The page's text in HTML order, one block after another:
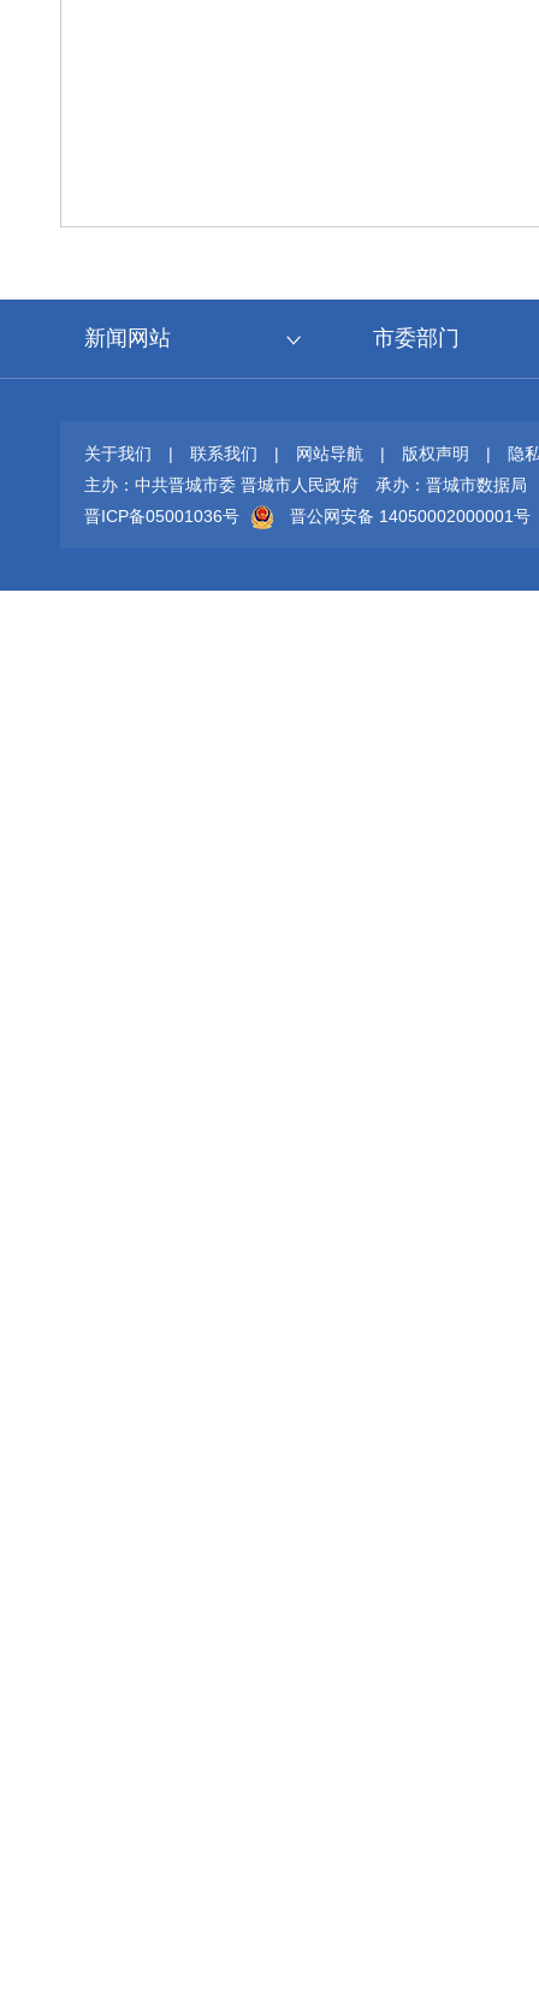
新闻网站 市委部门
关于我们 | 联系我们 | 网站导航 | 版权声明 |
隐
主办：中共晋城市委 晋城市人民政府
承办：晋城市数据局
晋ICP备05001036号
晋公网安备 14050002000001号